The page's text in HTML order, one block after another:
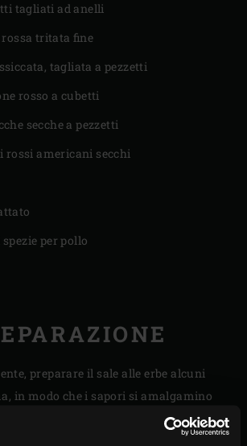
tagliati ad anelli
rossa tritata fine
tagliata a pezzetti
rosso a cubetti
secche a pezzetti
rossi americani secchi
per pollo
preparare il sale alle erbe alcuni
in modo che i sapori si amalgamino
l’aglio e tritarlo finemente. Staccare gli
e le foglie di timo e tritarli fini.